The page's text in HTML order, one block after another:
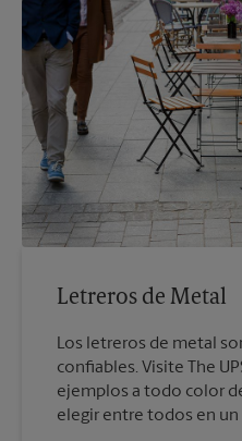
Letreros de Metal
Los letreros de metal
confiables. Visite The
ejemplos a todo color
elegir entre todos en un